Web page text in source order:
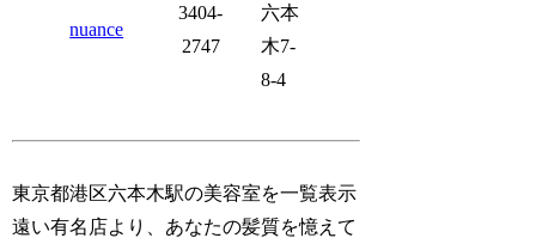
nuance
3404-
2747
六本
木7-
8-4
東京都港区六本木駅の美容室を一覧表示
遠い有名店より、あなたの髪質を憶えて